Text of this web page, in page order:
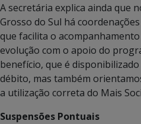
A secretária explica ainda que
Grosso do Sul há
que facilita o
evolução com o apoio do
benefício, que é
débito, mas também
a utilização correta do Mais
Suspensões Pontuais